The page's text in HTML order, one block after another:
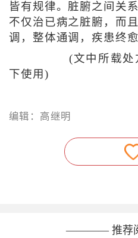
皆有规律。脏腑之间关
不仅治已病之脏腑，而
调，整体通调，疾患终愈
(文中所载处
下使用)
（
编辑：高继明
———— 推荐